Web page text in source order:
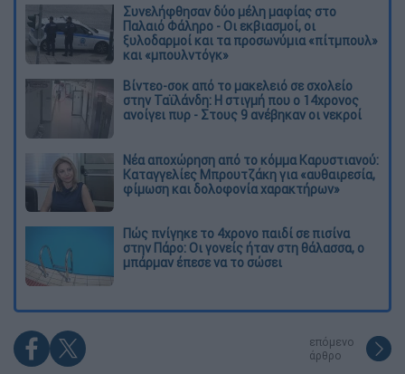
Συνελήφθησαν δύο μέλη μαφίας στο
Παλαιό Φάληρο - Οι εκβιασμοί, οι
ξυλοδαρμοί και τα προσωνύμια «πίτμπουλ»
και «μπουλντόγκ»
Βίντεο-σοκ από το μακελειό σε σχολείο
στην Ταϊλάνδη: Η στιγμή που ο 14χρονος
ανοίγει πυρ - Στους 9 ανέβηκαν οι νεκροί
Νέα αποχώρηση από το κόμμα Καρυστιανού:
Καταγγελίες Μπρουτζάκη για «αυθαιρεσία,
φίμωση και δολοφονία χαρακτήρων»
Πώς πνίγηκε το 4χρονο παιδί σε πισίνα
στην Πάρο: Οι γονείς ήταν στη θάλασσα, ο
μπάρμαν έπεσε να το σώσει
επόμενο
άρθρο